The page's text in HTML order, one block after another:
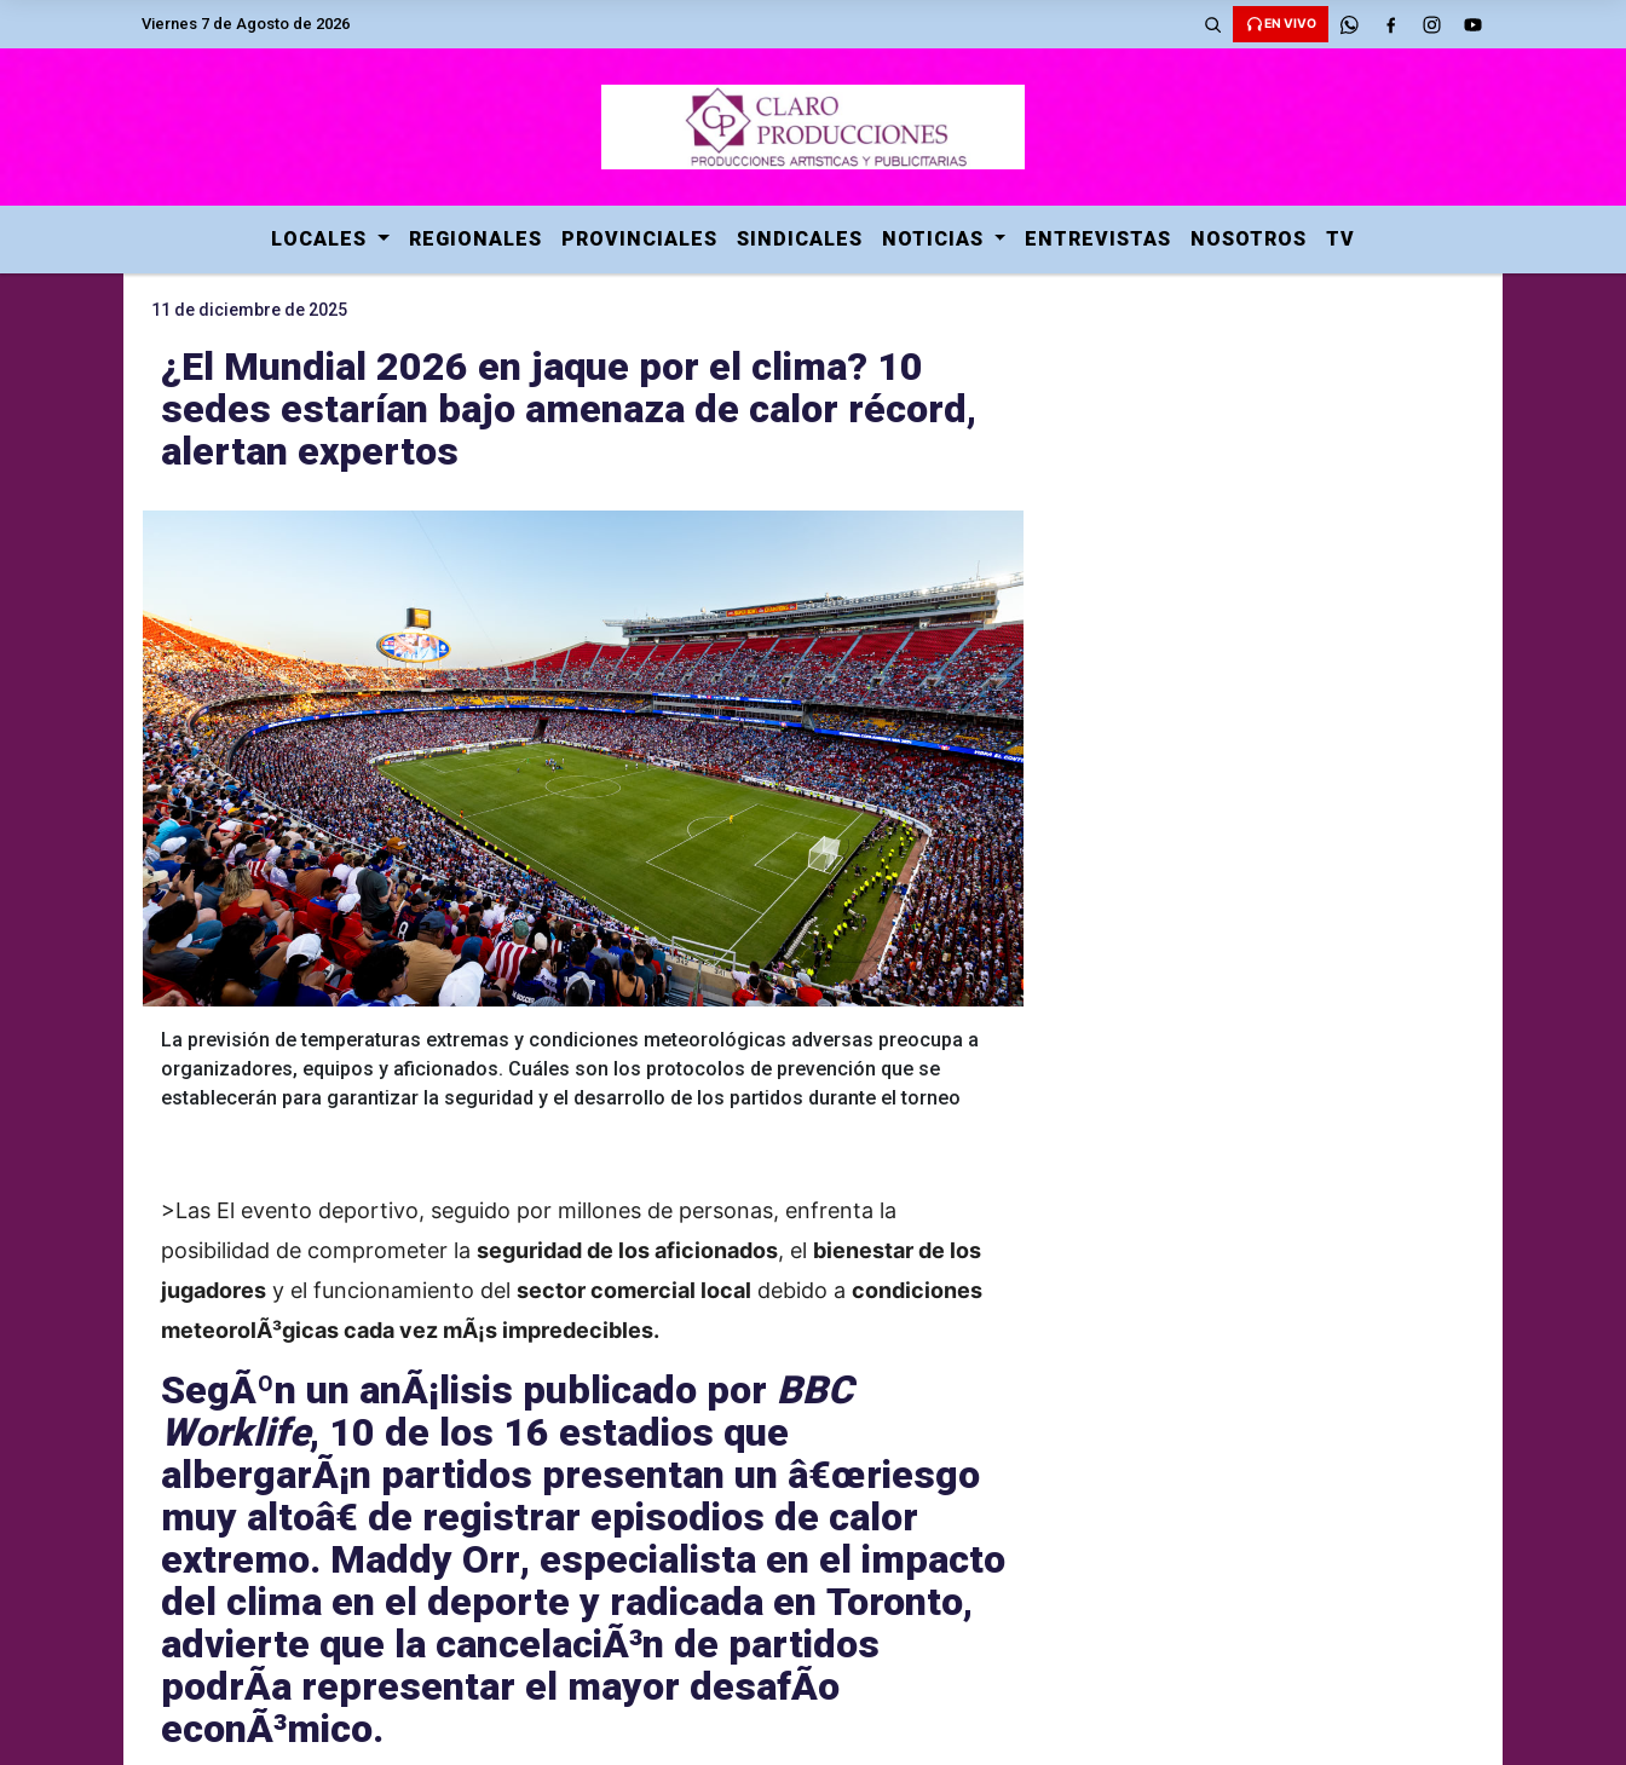
Viernes 7 de Agosto de 2026 EN VIVO
LOCALES REGIONALES PROVINCIALES SINDICALES NOTICIAS ENTREVISTAS NOSOTROS TV
11 de diciembre de 2025
¿El Mundial 2026 en jaque por el clima? 10
sedes estarían bajo amenaza de calor récord,
alertan expertos
La previsión de temperaturas extremas y condiciones meteorológicas adversas preocupa a
organizadores, equipos y aficionados. Cuáles son los protocolos de prevención que se
establecerán para garantizar la seguridad y el desarrollo de los partidos durante el torneo
>Las El evento deportivo, seguido por millones de personas, enfrenta la
posibilidad de comprometer la seguridad de los aficionados, el bienestar de los
jugadores y el funcionamiento del sector comercial local debido a condiciones
meteorolÃ³gicas cada vez mÃ¡s impredecibles.
SegÃºn un anÃ¡lisis publicado por BBC
Worklife, 10 de los 16 estadios que
albergarÃ¡n partidos presentan un â€œriesgo
muy altoâ€ de registrar episodios de calor
extremo. Maddy Orr, especialista en el impacto
del clima en el deporte y radicada en Toronto,
advierte que la cancelaciÃ³n de partidos
podrÃ­a representar el mayor desafÃ­o
econÃ³mico.